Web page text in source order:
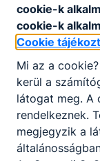
cookie-k
cookie-k
Cookie
Mi az a
kerül a
látogat meg. A
rendelkeznek.
megjegyzik a